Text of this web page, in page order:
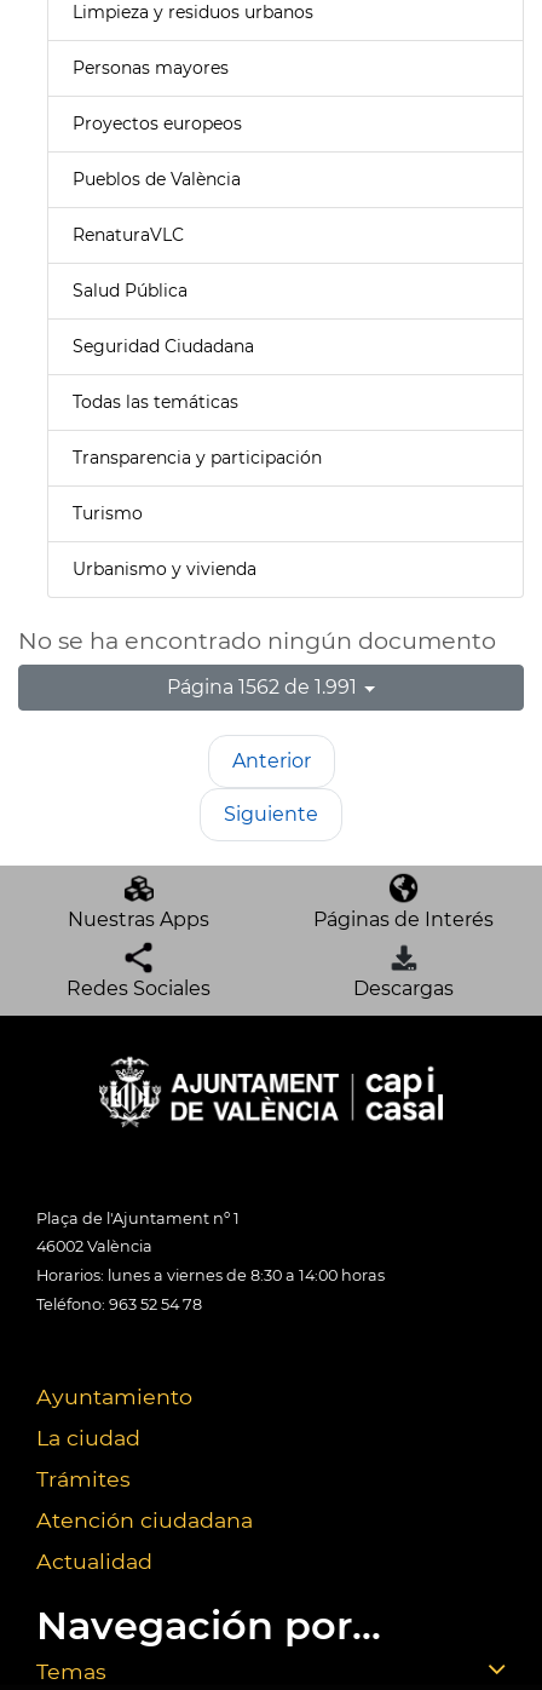
Limpieza y residuos urbanos
Personas mayores
Proyectos europeos
Pueblos de València
RenaturaVLC
Salud Pública
Seguridad Ciudadana
Todas las temáticas
Transparencia y participación
Turismo
Urbanismo y vivienda
No se ha encontrado ningún documento
Página 1562 de 1.991
Anterior
Siguiente
Nuestras Apps Páginas de Interés
Redes Sociales Descargas
Plaça de l'Ajuntament nº 1
46002 València
Horarios: lunes a viernes de 8:30 a 14:00 horas
Teléfono: 963 52 54 78
Ayuntamiento
La ciudad
Trámites
Atención ciudadana
Actualidad
Navegación por...
Temas